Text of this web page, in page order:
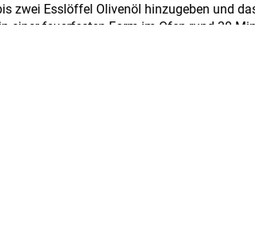
zwei Esslöffel Olivenöl hinzugeben und
einer feuerfesten Form im Ofen rund 30